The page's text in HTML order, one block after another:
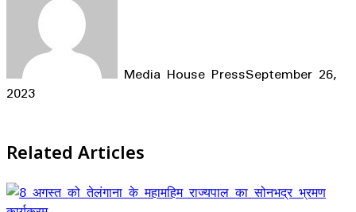
Media House PressSeptember 26,
2023
Related Articles